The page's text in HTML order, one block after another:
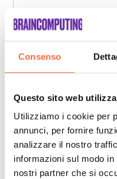
Consenso
Questo sito web
Utilizziamo i cookie per
annunci, per fornire
analizzare il nostro
informazioni sul modo
nostri partner che si